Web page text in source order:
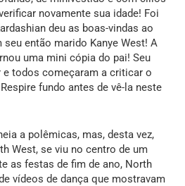
novamente sua idade! Foi
deu as boas-vindas ao
então marido Kanye West! A
uma mini cópia do pai! Seu
todos começaram a criticar o
fundo antes de vê-la neste
a polêmicas, mas, desta vez,
West, se viu no centro de um
as festas de fim de ano, North
vídeos de dança que mostravam